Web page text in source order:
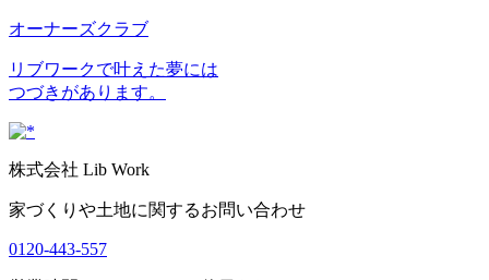
オーナーズクラブ
リブワークで叶えた夢には
つづきがあります。
株式会社 Lib Work
家づくりや土地に関するお問い合わせ
0120-443-557